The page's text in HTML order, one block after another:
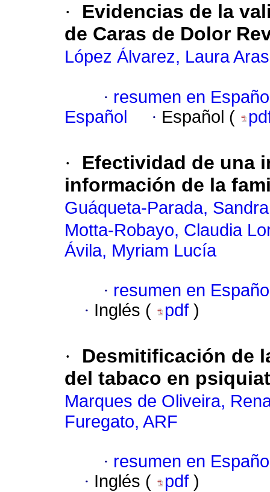
·
Evidencias de la
de Caras de Dolor
López Álvarez, Laura
· resumen en
Español
· Español (
·
Efectividad de una
información de la
Guáqueta-Parada,
Motta-Robayo, Claudia
Ávila, Myriam Lucía
· resumen en
· Inglés ( pdf )
·
Desmitificación de
del tabaco en
Marques de Oliveira,
Furegato, ARF
· resumen en
· Inglés ( pdf )